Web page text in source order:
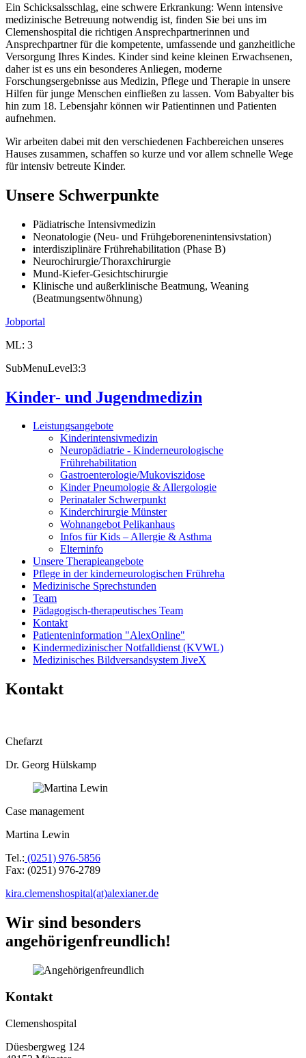
Ein Schicksalsschlag, eine schwere Erkrankung: Wenn intensive
medizinische Betreuung notwendig ist, finden Sie bei uns im
Clemenshospital die richtigen Ansprechpartnerinnen und
Ansprechpartner für die kompetente, umfassende und ganzheitliche
Versorgung Ihres Kindes. Kinder sind keine kleinen Erwachsenen,
daher ist es uns ein besonderes Anliegen, moderne
Forschungsergebnisse aus Medizin, Pflege und Therapie in unsere
Hilfen für junge Menschen einfließen zu lassen. Vom Babyalter bis
hin zum 18. Lebensjahr können wir Patientinnen und Patienten
aufnehmen.
Wir arbeiten dabei mit den verschiedenen Fachbereichen unseres
Hauses zusammen, schaffen so kurze und vor allem schnelle Wege
für intensiv betreute Kinder.
Unsere Schwerpunkte
Pädiatrische Intensivmedizin
Neonatologie (Neu- und Frühgeborenenintensivstation)
interdisziplinäre Frührehabilitation (Phase B)
Neurochirurgie/Thoraxchirurgie
Mund-Kiefer-Gesichtschirurgie
Klinische und außerklinische Beatmung, Weaning
(Beatmungsentwöhnung)
Jobportal
ML: 3
SubMenuLevel3:3
Kinder- und Jugendmedizin
Leistungsangebote
Kinderintensivmedizin
Neuropädiatrie - Kinderneurologische
Frührehabilitation
Gastroenterologie/Mukoviszidose
Kinder Pneumologie & Allergologie
Perinataler Schwerpunkt
Kinderchirurgie Münster
Wohnangebot Pelikanhaus
Infos für Kids – Allergie & Asthma
Elterninfo
Unsere Therapieangebote
Pflege in der kinderneurologischen Frühreha
Medizinische Sprechstunden
Team
Pädagogisch-therapeutisches Team
Kontakt
Patienteninformation "AlexOnline"
Kindermedizinischer Notfalldienst (KVWL)
Medizinisches Bildversandsystem JiveX
Kontakt
Chefarzt
Dr. Georg Hülskamp
Case management
Martina Lewin
Tel.: (0251) 976-5856
Fax: (0251) 976-2789
kira.clemenshospital(at)alexianer.de
Wir sind besonders
angehörigenfreundlich!
Kontakt
Clemenshospital
Düesbergweg 124